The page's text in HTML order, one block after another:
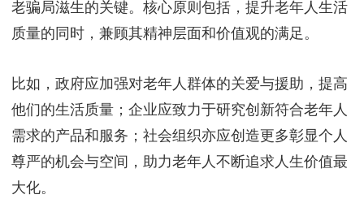
老骗局滋生的关键。核心原则包括，提升老年人生活
质量的同时，兼顾其精神层面和价值观的满足。
比如，政府应加强对老年人群体的关爱与援助，提高
他们的生活质量；企业应致力于研究创新符合老年人
需求的产品和服务；社会组织亦应创造更多彰显个人
尊严的机会与空间，助力老年人不断追求人生价值最
大化。